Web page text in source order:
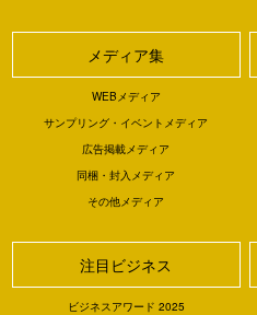
メディア集
WEBメディア
サンプリング・イベントメディア
広告掲載メディア
同梱・封入メディア
その他メディア
注目ビジネス
ビジネスアワード 2025